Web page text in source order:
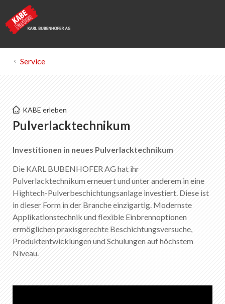
Pulverlacktechnikum
Merkliste 0
Über KABE Farben
Downloads
Verkaufsstellen
DE FR EN IT
Service
KABE erleben
Pulverlacktechnikum
Investitionen in neues Pulverlacktechnikum
Die KARL BUBENHOFER AG hat ihr
Pulverlacktechnikum erneuert und unter anderem in eine
Hightech-Pulverbeschichtungsanlage investiert. Diese ist
in dieser Form in der Branche einzigartig. Modernste
Applikationstechnik und flexible Einbrennoptionen
ermöglichen praxisgerechte Beschichtungsversuche,
Produktentwicklungen und Schulungen auf höchstem
Niveau.